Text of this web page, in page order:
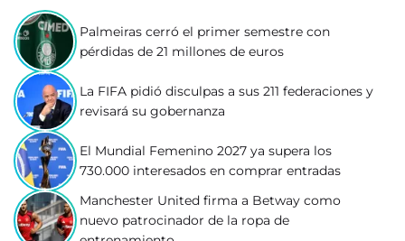
Palmeiras cerró el primer semestre con
pérdidas de 21 millones de euros
La FIFA pidió disculpas a sus 211 federaciones y
revisará su gobernanza
El Mundial Femenino 2027 ya supera los
730.000 interesados en comprar entradas
Manchester United firma a Betway como
nuevo patrocinador de la ropa de